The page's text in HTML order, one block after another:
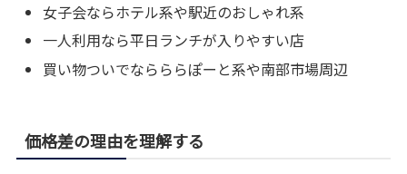
女子会ならホテル系や駅近のおしゃれ系
一人利用なら平日ランチが入りやすい店
買い物ついでならららぽーと系や南部市場周辺
価格差の理由を理解する